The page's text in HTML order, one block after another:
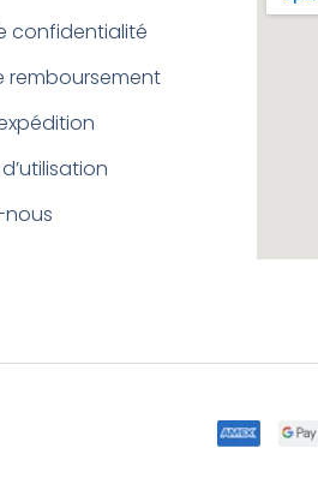
confidentialité
remboursement